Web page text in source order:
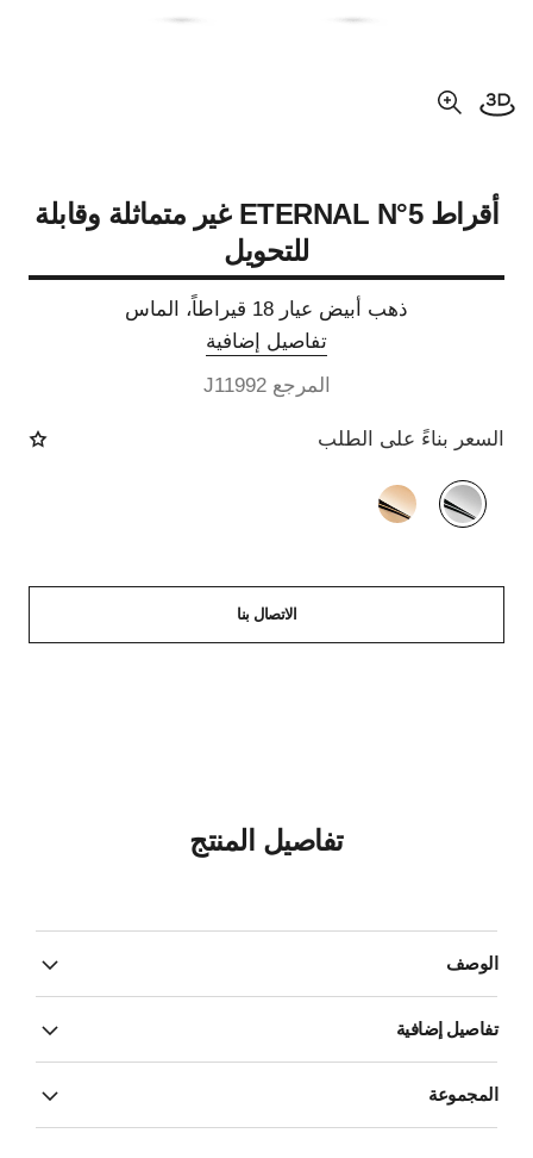
فتح العرض ثلاثي الأبعاد
عرض مكبّر عن الصورة
أقراط ETERNAL N°5 غير متماثلة وقابلة
للتحويل
ذهب أبيض عيار 18 قيراطاً، الماس
تفاصيل إضافية
المرجع J11992
السعر بناءً على الطلب
الصيغة البديلة(2)
الاتصال بنا
تفاصيل المنتج
الوصف
تفاصيل إضافية
المجموعة